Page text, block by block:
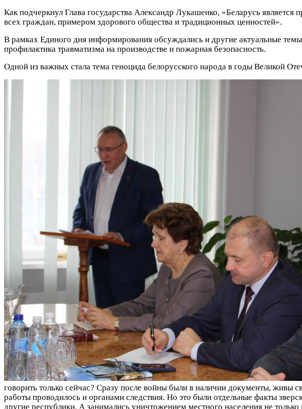
Как подчеркнул Глава государства Александр Лукашенко, «Беларусь
всех граждан, примером здорового общества и традиционных ценностей».
В рамках Единого дня информирования обсуждались и другие актуальные
профилактика травматизма на производстве и пожарная безопасность.
Одной из важных стала тема геноцида белорусского народа в годы Великой
говорить только сейчас? Сразу после войны были в наличии документы, живы
работы проводилось и органами следствия. Но это были отдельные факты
другие республики. А занимались уничтожением местного населения не